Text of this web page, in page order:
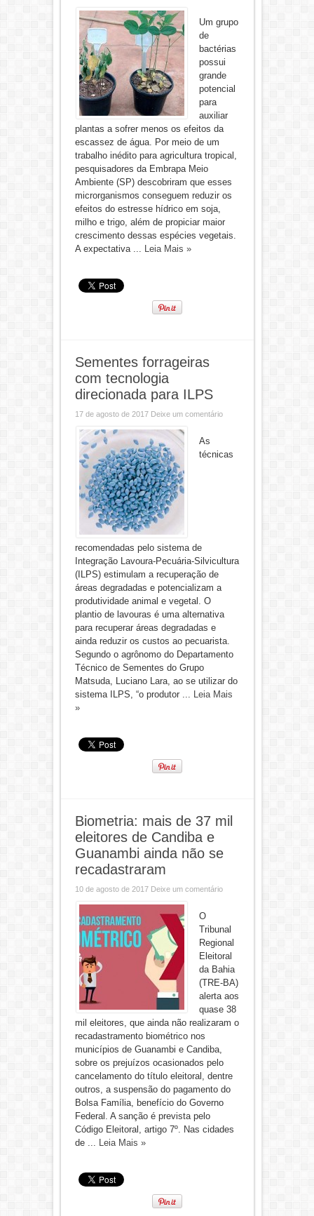
Um grupo
de
bactérias
possui
grande
potencial
para
auxiliar
plantas a sofrer menos os efeitos da
escassez de água. Por meio de um
trabalho inédito para agricultura tropical,
pesquisadores da Embrapa Meio
Ambiente (SP) descobriram que esses
microrganismos conseguem reduzir os
efeitos do estresse hídrico em soja,
milho e trigo, além de propiciar maior
crescimento dessas espécies vegetais.
A expectativa ... Leia Mais »
Sementes forrageiras
com tecnologia
direcionada para ILPS
17 de agosto de 2017 Deixe um comentário
As
técnicas
recomendadas pelo sistema de
Integração Lavoura-Pecuária-Silvicultura
(ILPS) estimulam a recuperação de
áreas degradadas e potencializam a
produtividade animal e vegetal. O
plantio de lavouras é uma alternativa
para recuperar áreas degradadas e
ainda reduzir os custos ao pecuarista.
Segundo o agrônomo do Departamento
Técnico de Sementes do Grupo
Matsuda, Luciano Lara, ao se utilizar do
sistema ILPS, “o produtor ... Leia Mais
»
Biometria: mais de 37 mil
eleitores de Candiba e
Guanambi ainda não se
recadastraram
10 de agosto de 2017 Deixe um comentário
O
Tribunal
Regional
Eleitoral
da Bahia
(TRE-BA)
alerta aos
quase 38
mil eleitores, que ainda não realizaram o
recadastramento biométrico nos
municípios de Guanambi e Candiba,
sobre os prejuízos ocasionados pelo
cancelamento do título eleitoral, dentre
outros, a suspensão do pagamento do
Bolsa Família, benefício do Governo
Federal. A sanção é prevista pelo
Código Eleitoral, artigo 7º. Nas cidades
de ... Leia Mais »